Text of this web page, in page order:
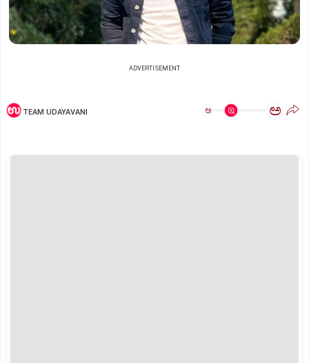
ADVERTISEMENT
TEAM UDAYAVANI ಅ ಅ